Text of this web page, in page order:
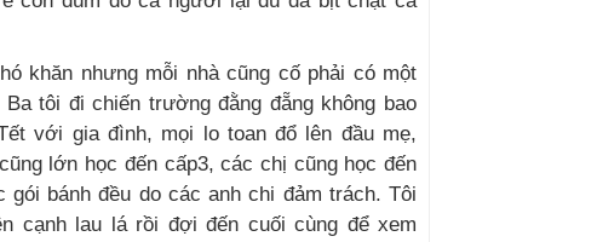
khăn nhưng mỗi nhà cũng cố phải có một
Ba tôi đi chiến trường đằng đẵng không bao
với gia đình, mọi lo toan đổ lên đầu mẹ,
lớn học đến cấp3, các chị cũng học đến
gói bánh đều do các anh chi đảm trách. Tôi
cạnh lau lá rồi đợi đến cuối cùng để xem